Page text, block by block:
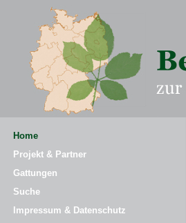
Home
Projekt & Partner
Gattungen
Suche
Impressum & Datenschutz